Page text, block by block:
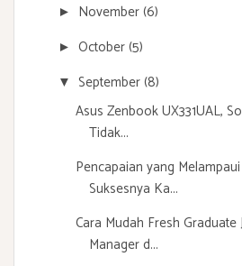
► November(6)
► October(5)
▼ September(8)
Asus Zenbook UX331UAL,
Tidak...
Pencapaian yang
Suksesnya Ka...
Cara Mudah Fresh Graduate
Manager d...